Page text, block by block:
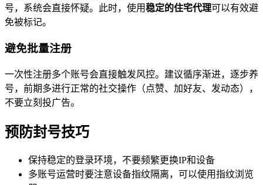
号，系统会直接怀疑。此时，使用稳定的住宅代理可以有效避
免被标记。
避免批量注册
一次性注册多个账号会直接触发风控。建议循序渐进，逐步养
号，前期多进行正常的社交操作（点赞、加好友、发动态），
不要立刻投广告。
预防封号技巧
保持稳定的登录环境，不要频繁更换IP和设备
多账号运营时要注意设备指纹隔离，可以使用指纹浏览